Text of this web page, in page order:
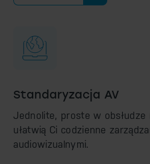
Standaryzacja AV
Jednolite, proste w obsłudze
ułatwią Ci codzienne
audiowizualnymi.